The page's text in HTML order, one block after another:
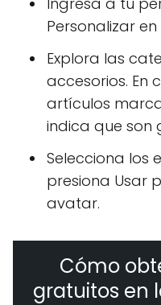
Personalizar
Explora las
accesorios. En
artículos
indica que son
Selecciona los
presiona Usar
avatar.
Cómo
gratuitos en